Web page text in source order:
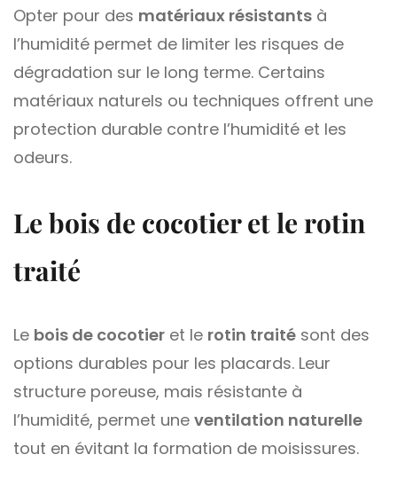
Opter pour des matériaux résistants à
l’humidité permet de limiter les risques de
dégradation sur le long terme. Certains
matériaux naturels ou techniques offrent une
protection durable contre l’humidité et les
odeurs.
Le bois de cocotier et le rotin
traité
Le bois de cocotier et le rotin traité sont des
options durables pour les placards. Leur
structure poreuse, mais résistante à
l’humidité, permet une ventilation naturelle
tout en évitant la formation de moisissures.